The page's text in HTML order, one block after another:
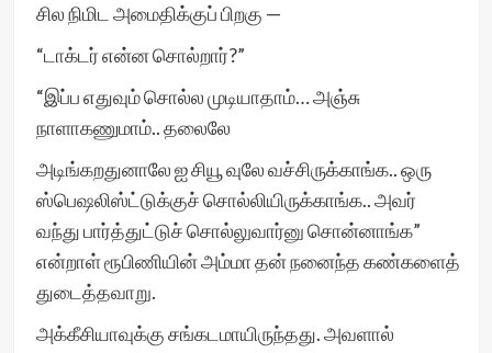
சில நிமிட அமைதிக்குப் பிறகு —
“டாக்டர் என்ன சொல்றார்?”
“இப்ப எதுவும் சொல்ல முடியாதாம்… அஞ்சு
நாளாகணுமாம்.. தலைலே
அடிங்கறதுனாலே ஐ சியூ வுலே வச்சிருக்காங்க.. ஒரு
ஸ்பெஷலிஸ்ட்டுக்குச் சொல்லியிருக்காங்க.. அவர்
வந்து பார்த்துட்டுச் சொல்லுவார்னு சொன்னாங்க”
என்றாள் ரூபிணியின் அம்மா தன் நனைந்த கண்களைத்
துடைத்தவாறு.
அக்கீசியாவுக்கு சங்கடமாயிருந்தது. அவளால்